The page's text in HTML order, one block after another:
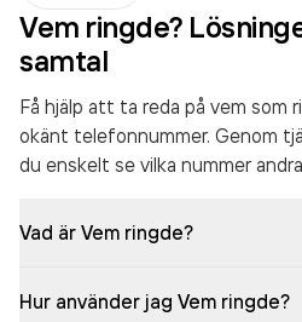
Vem ringde?
samtal
Få hjälp att ta reda på vem
okänt telefonnummer. Genom
du enskelt se vilka nummer
Vad är Vem ringde?
Hur använder jag Vem ringde?